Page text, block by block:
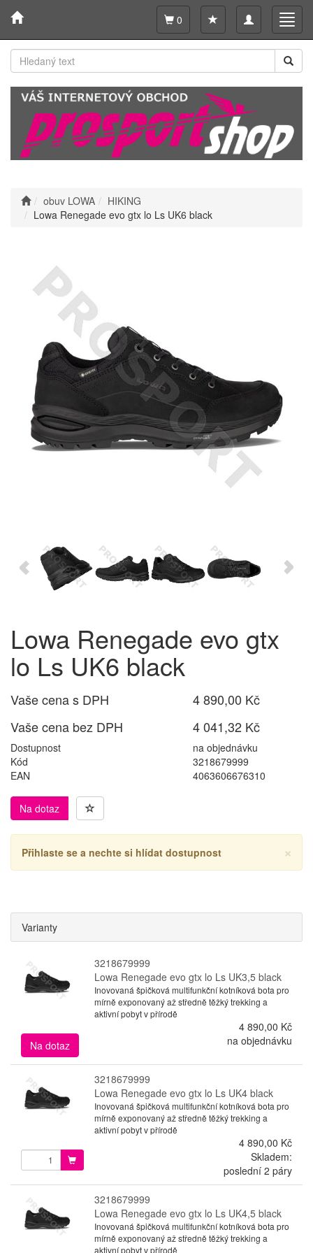
Toggle
navigation
0
obuv LOWA
HIKING
Lowa Renegade evo gtx lo Ls UK6 black
Lowa Renegade evo gtx
lo Ls UK6 black
Vaše cena s DPH
4 890,00 Kč
Vaše cena bez DPH
4 041,32 Kč
Dostupnost
na objednávku
Kód
3218679999
EAN
4063606676310
Na dotaz
×
Přihlaste se a nechte si hlídat dostupnost
Varianty
3218679999
Lowa Renegade evo gtx lo Ls UK3,5 black
Inovovaná špičková multifunkční kotníková bota pro
mírně exponovaný až středně těžký trekking a
aktivní pobyt v přírodě
4 890,00 Kč
Na dotaz
na objednávku
3218679999
Lowa Renegade evo gtx lo Ls UK4 black
Inovovaná špičková multifunkční kotníková bota pro
mírně exponovaný až středně těžký trekking a
aktivní pobyt v přírodě
4 890,00 Kč
Skladem:
poslední 2 páry
3218679999
Lowa Renegade evo gtx lo Ls UK4,5 black
Inovovaná špičková multifunkční kotníková bota pro
mírně exponovaný až středně těžký trekking a
aktivní pobyt v přírodě